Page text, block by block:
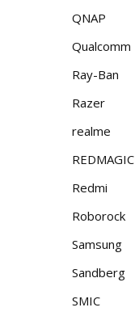
QNAP
Qualcomm
Ray-Ban
Razer
realme
REDMAGIC
Redmi
Roborock
Samsung
Sandberg
SMIC